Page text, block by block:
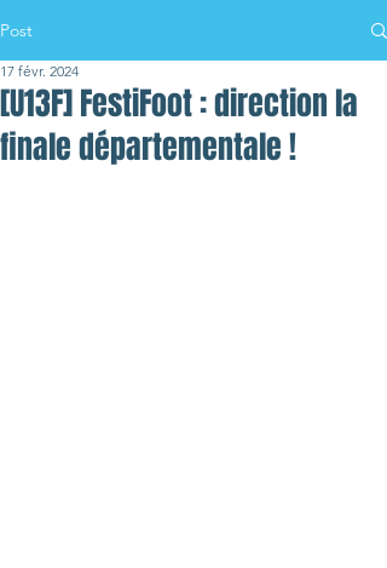
Post
[U13F] FestiFoot : direction la
finale départementale !
17 févr. 2024